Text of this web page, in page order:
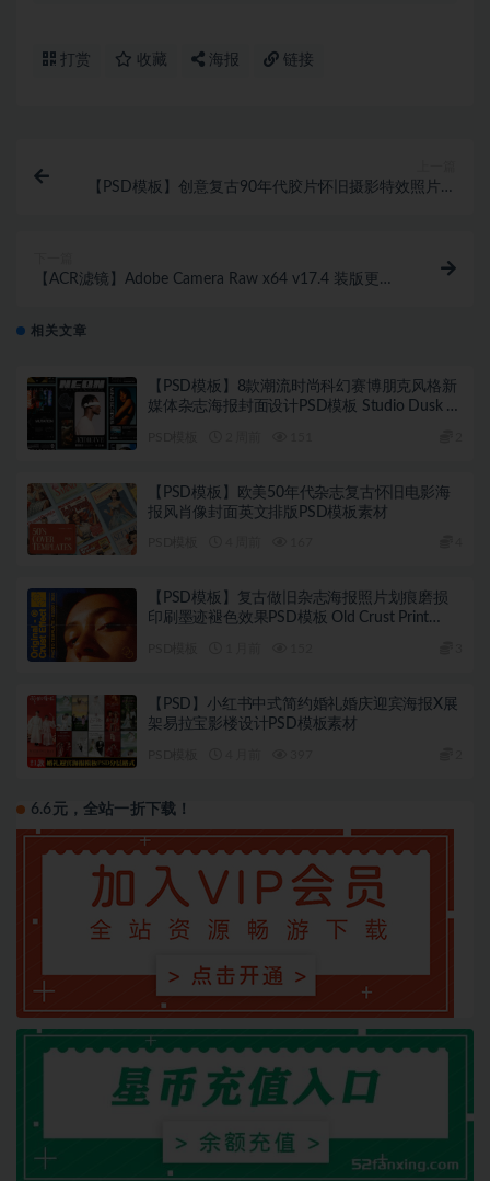
打赏 收藏 海报 链接
【PSD模板】创意复古90年代胶片怀旧摄影特效照片划
【ACR滤镜】Adobe Camera Raw x64 v17.4 装版更新
相关文章
【PSD模板】8款潮流时尚科幻赛博朋克风格新
媒体杂志海报封面设计PSD模板 Studio Dusk –
【PSD模板】欧美50年代杂志复古怀旧电影海
报风肖像封面英文排版PSD模板素材
【PSD模板】复古做旧杂志海报照片划痕磨损
印刷墨迹褪色效果PSD模板 Old Crust Print
【PSD】小红书中式简约婚礼婚庆迎宾海报X展
架易拉宝影楼设计PSD模板素材
6.6元，全站一折下载！